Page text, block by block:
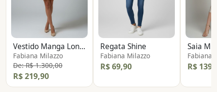
Vestido Manga Longa
Fabiana Milazzo
De: R$ 1.300,00
R$ 219,90
Regata Shine
Fabiana Milazzo
R$ 69,90
Saia
Fabiana
R$